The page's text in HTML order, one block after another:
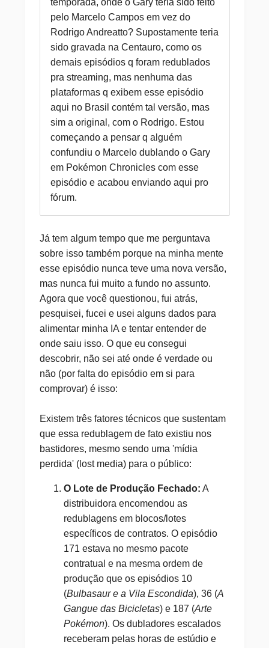
temporada, onde o Gary teria sido feito
pelo Marcelo Campos em vez do
Rodrigo Andreatto? Supostamente teria
sido gravada na Centauro, como os
demais episódios q foram redublados
pra streaming, mas nenhuma das
plataformas q exibem esse episódio
aqui no Brasil contém tal versão, mas
sim a original, com o Rodrigo. Estou
começando a pensar q alguém
confundiu o Marcelo dublando o Gary
em Pokémon Chronicles com esse
episódio e acabou enviando aqui pro
fórum.
Já tem algum tempo que me perguntava
sobre isso também porque na minha mente
esse episódio nunca teve uma nova versão,
mas nunca fui muito a fundo no assunto.
Agora que você questionou, fui atrás,
pesquisei, fucei e usei alguns dados para
alimentar minha IA e tentar entender de
onde saiu isso. O que eu consegui
descobrir, não sei até onde é verdade ou
não (por falta do episódio em si para
comprovar) é isso:
Existem três fatores técnicos que sustentam
que essa redublagem de fato existiu nos
bastidores, mesmo sendo uma 'mídia
perdida' (lost media) para o público:
O Lote de Produção Fechado: A
distribuidora encomendou as
redublagens em blocos/lotes
específicos de contratos. O episódio
171 estava no mesmo pacote
contratual e na mesma ordem de
produção que os episódios 10
(Bulbasaur e a Vila Escondida), 36 (A
Gangue das Bicicletas) e 187 (Arte
Pokémon). Os dubladores escalados
receberam pelas horas de estúdio e